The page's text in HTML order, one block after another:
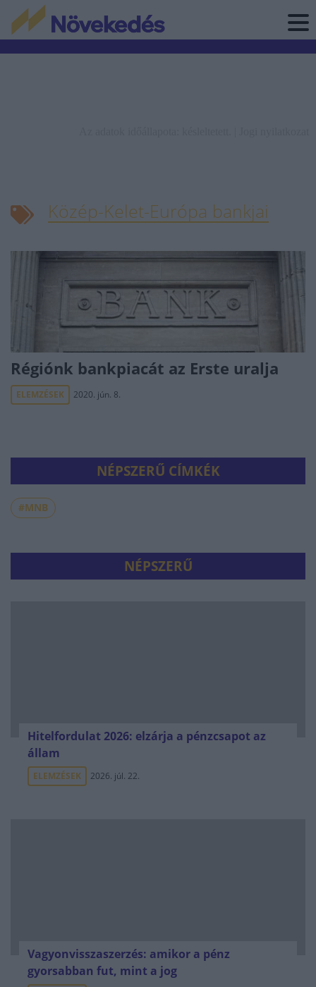
Közép-Kelet-Európa bankjai
Régiónk bankpiacát az Erste uralja
ELEMZÉSEK 2020. jún. 8.
NÉPSZERŰ CÍMKÉK
#MNB
NÉPSZERŰ
Hitelfordulat 2026: elzárja a pénzcsapot az
állam
ELEMZÉSEK 2026. júl. 22.
Vagyonvisszaszerzés: amikor a pénz
gyorsabban fut, mint a jog